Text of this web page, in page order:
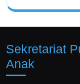
Sekretariat
Anak